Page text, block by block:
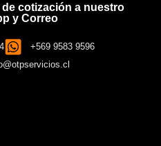
cotización a nuestro
y Correo
+569 9583 9596